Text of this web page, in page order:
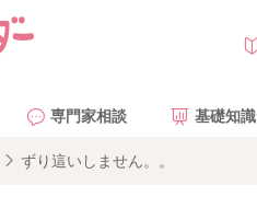
専門家相談 基礎知識
ずり這いしません。。